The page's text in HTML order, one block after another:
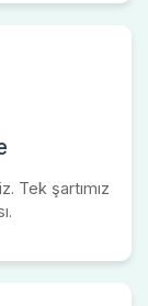
Tek şartımız